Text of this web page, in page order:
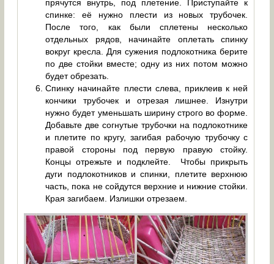
прячутся внутрь, под плетение. Приступайте к
спинке: её нужно плести из новых трубочек.
После того, как были сплетены несколько
отдельных рядов, начинайте оплетать спинку
вокруг кресла. Для сужения подлокотника берите
по две стойки вместе; одну из них потом можно
будет обрезать.
Спинку начинайте плести слева, приклеив к ней
кончики трубочек и отрезая лишнее. Изнутри
нужно будет уменьшать ширину строго во форме.
Добавьте две согнутые трубочки на подлокотнике
и плетите по кругу, загибая рабочую трубочку с
правой стороны под первую правую стойку.
Концы отрежьте и подклейте. Чтобы прикрыть
дуги подлокотников и спинки, плетите верхнюю
часть, пока не сойдутся верхние и нижние стойки.
Края загибаем. Излишки отрезаем.